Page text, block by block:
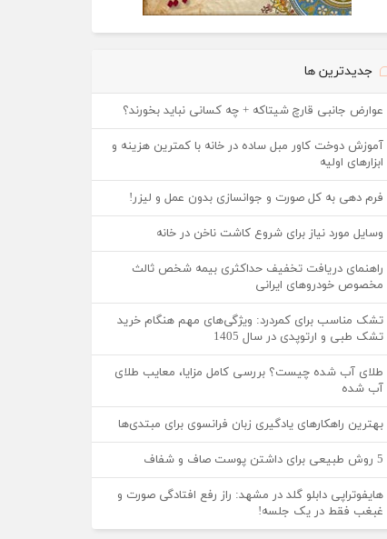
جدیدترین ها
عوارض جانبی قارچ شیتاکه + چه کسانی نباید بخورند؟
آموزش دوخت کاور مبل ساده در خانه با کمترین هزینه و
ابزارهای اولیه
فرم دهی به کل صورت و جوانسازی بدون عمل و لیزر!
وسایل مورد نیاز برای شروع کاشت ناخن در خانه
راهنمای دریافت تخفیف حداکثری بیمه شخص ثالث
مخصوص خودروهای ایرانی
تشک مناسب برای کمردرد: ویژگی‌های مهم هنگام خرید
تشک طبی و ارتوپدی در سال 1405
طلای آب شده چیست؟ بررسی کامل مزایا، معایب طلای
آب شده
بهترین راهکارهای یادگیری زبان فرانسوی برای مبتدی‌ها
5 روش طبیعی برای داشتن پوست صاف و شفاف
هایفوتراپی دابلو گلد در مشهد: راز رفع افتادگی صورت و
غبغب فقط در یک جلسه!